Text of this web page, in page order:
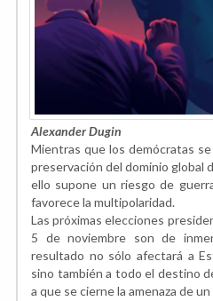
Alexander Dugin
Mientras que los demócratas
preservación del dominio global
ello supone un riesgo de
favorece la multipolaridad.
Las próximas elecciones
5 de noviembre son de
resultado no sólo afectará a
sino también a todo el destino
a que se cierne la amenaza de un